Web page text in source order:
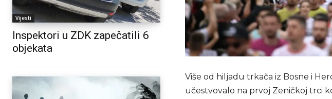
Vijesti
Inspektori u ZDK zapečatili 6
objekata
Više od hiljadu trkača iz Bosne i
učestvovalo na prvoj Zeničkoj trci